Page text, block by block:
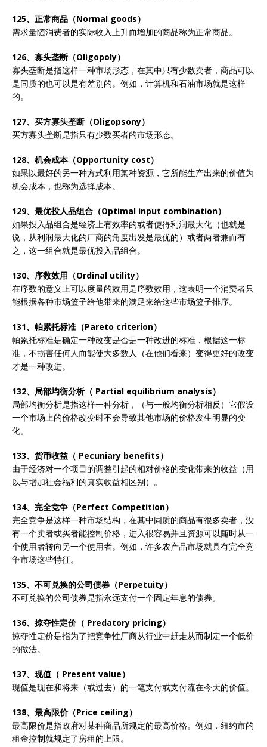
125、正常商品（Normal goods）
需求量随消费者的实际收入上升而增加的商品称为正常商品。
126、寡头垄断（Oligopoly）
寡头垄断是指这样一种市场形态，在其中只有少数卖者，商品可以
是同质的也可以是有差别的。例如，计算机和石油市场就是这样
的。
127、买方寡头垄断（Oligopsony）
买方寡头垄断是指只有少数买者的市场形态。
128、机会成本（Opportunity cost）
如果以最好的另一种方式利用某种资源，它所能生产出来的价值为
机会成本，也称为选择成本。
129、最优投人品组合（Optimal input combination）
如果投入品组合是经济上有效率的或者使得利润最大化（也就是
说，从利润最大化的厂商的角度出发是最优的）或者两者兼而有
之，这一组合就是最优投入品组合。
130、序数效用（Ordinal utility）
在序数的意义上可以度量的效用是序数效用，这表明一个消费者只
能根据各种市场篮子给他带来的满足来给这些市场篮子排序。
131、帕累托标准（Pareto criterion）
帕累托标准是确定一种改变是否是一种改进的标准，根据这一标
准，不损害任何人而能使大多数人（在他们看来）变得更好的改变
才是一种改进。
132、局部均衡分析（ Partial equilibrium analysis）
局部均衡分析是指这样一种分析，（与一般均衡分析相反）它假设
一个市场上的价格改变时不会导致其他市场的价格发生明显的变
化。
133、货币收益（ Pecuniary benefits）
由于经济对一个项目的调整引起的相对价格的变化带来的收益（用
以与增加社会福利的真实收益相区别）。
134、完全竞争（Perfect Competition）
完全竞争是这样一种市场结构，在其中同质的商品有很多卖者，没
有一个卖者或买者能控制价格，进入很容易并且资源可以随时从一
个使用者转向另一个使用者。例如，许多农产品市场就具有完全竞
争市场这些特征。
135、不可兑换的公司债券（Perpetuity）
不可兑换的公司债券是指永远支付一个固定年息的债券。
136、掠夺性定价（ Predatory pricing）
掠夺性定价是指为了把竞争性厂商从行业中赶走从而制定一个低价
的做法。
137、现值（ Present value）
现值是现在和将来（或过去）的一笔支付或支付流在今天的价值。
138、最高限价（Price ceiling）
最高限价是指政府对某种商品所规定的最高价格。例如，纽约市的
租金控制就规定了房租的上限。